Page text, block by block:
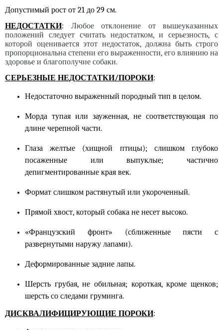
Допустимый рост от 21 до 29 см.
НЕДОСТАТКИ: Любое отклонение от вышеуказанных
положений следует считать недостатком, и серьезность, с
которой оценивается этот недостаток, должна быть строго
пропорциональна степени его выраженности, его влиянию на
здоровье и благополучие собаки.
СЕРЬЕЗНЫЕ НЕДОСТАТКИ/ПОРОКИ:
Недостаточно выраженный породный тип в целом.
Морда тупая или зауженная, не соответствующая по
длине черепной части.
Глаза желтые (хищной птицы); слишком глубоко
посаженные или выпуклые; частично
депигментированные края век.
Формат слишком растянутый или укороченный.
Прямой хвост, который собака не несет высоко.
«Французский фронт» (сближенные пясти с
развернутыми наружу лапами).
Деформированные задние лапы.
Шерсть грубая, не обильная; короткая, кроме щенков;
шерсть со следами груминга.
ДИСКВАЛИФИЦИРУЮЩИЕ ПОРОКИ: